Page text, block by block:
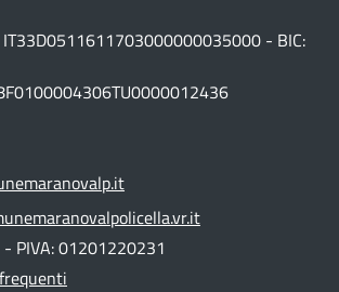
IT33D0511611703000000035000 - BIC:
PIVA: 01201220231